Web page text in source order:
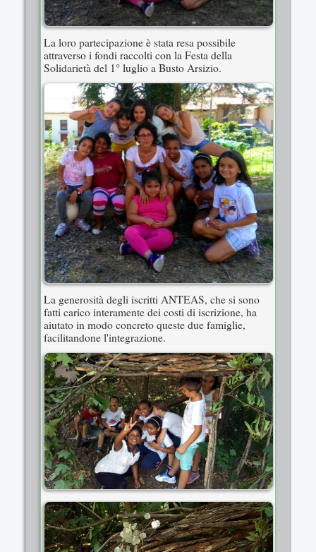
La loro partecipazione è stata resa possibile
attraverso i fondi raccolti con la Festa della
Solidarietà del 1° luglio a Busto Arsizio.
La generosità degli iscritti ANTEAS, che si sono
fatti carico interamente dei costi di iscrizione, ha
aiutato in modo concreto queste due famiglie,
facilitandone l'integrazione.